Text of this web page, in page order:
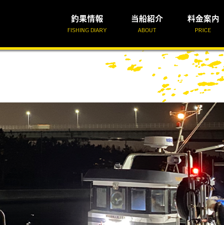
釣果情報
FISHING DIARY
当船紹介
ABOUT
料金案内
PRICE